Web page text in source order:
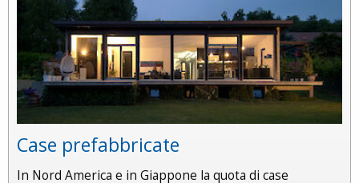
Case prefabbricate
In Nord America e in Giappone la quota di case